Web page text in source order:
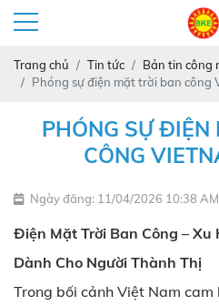
Trang chủ Tin tức
Bản tin công
Phóng sự điện mặt trời ban công
PHÓNG SỰ ĐIỆN
CÔNG
Ngày đăng: 11/04/2026 10:38 AM
Điện Mặt Trời Ban Công –
Dành Cho Người Thành Thị
Trong bối cảnh Việt Nam